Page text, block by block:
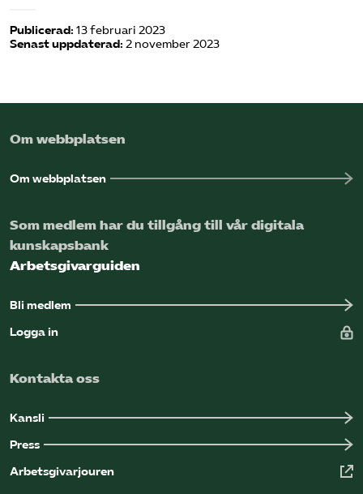
Sök på kompetensforetagen.se
Publicerad: 13 februari 2023
Senast uppdaterad: 2 november 2023
Om webbplatsen
Om webbplatsen
Som medlem har du tillgång till vår digitala
kunskapsbank
Arbetsgivarguiden
Bli medlem
Logga in
Kontakta oss
Kansli
Press
Arbetsgivarjouren